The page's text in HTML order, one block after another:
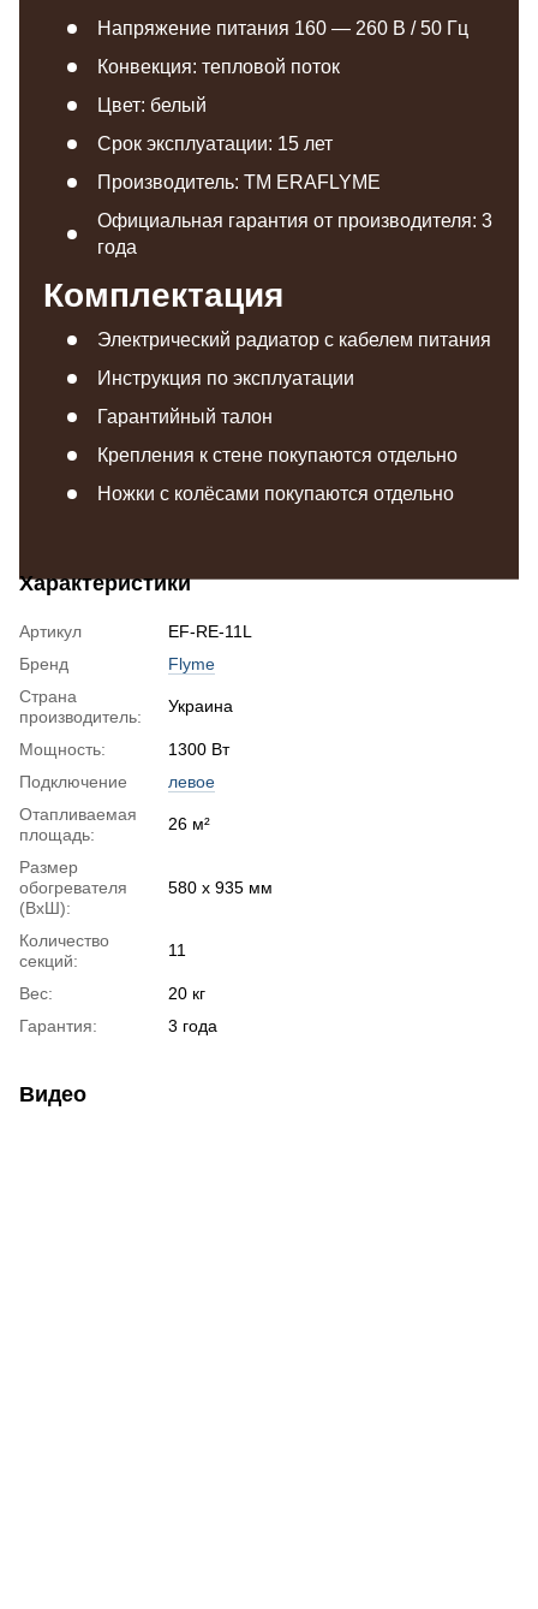
Напряжение питания 160 — 260 В / 50 Гц
Конвекция: тепловой поток
Цвет: белый
Срок эксплуатации: 15 лет
Производитель: TM ERAFLYME
Официальная гарантия от производителя: 3
года
Комплектация
Электрический радиатор с кабелем питания
Инструкция по эксплуатации
Гарантийный талон
Крепления к стене покупаются отдельно
Ножки с колёсами покупаются отдельно
Характеристики
Артикул
EF-RE-11L
Бренд
Flyme
Страна
производитель:
Украина
Мощность:
1300 Вт
Подключение
левое
Отапливаемая
площадь:
26 м²
Размер
обогревателя
(ВхШ):
580 х 935 мм
Количество
секций:
11
Вес:
20 кг
Гарантия:
3 года
Видео